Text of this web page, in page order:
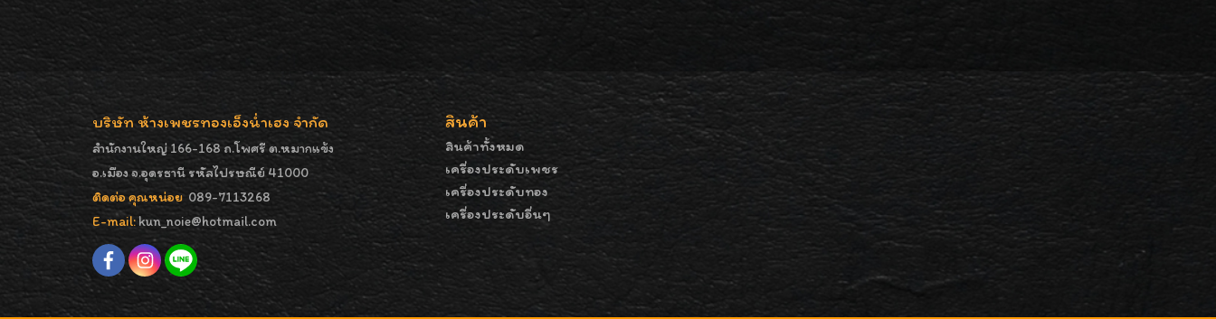
บริษัท ห้างเพชรทองเอ็งน่ำเฮง จำกัด
สำนักงานใหญ่ 166-168 ถ.โพศรี ต.หมากแข้ง
อ.เมือง จ.อุดรธานี รหัสไปรษณีย์ 41000
ติดต่อ คุณหน่อย 089-7113268
E-mail:kun_noie@hotmail.com
สินค้า
สินค้าทั้งหมด
เครื่องประดับเพชร
เครื่องประดับทอง
เครื่องประดับอื่นๆ